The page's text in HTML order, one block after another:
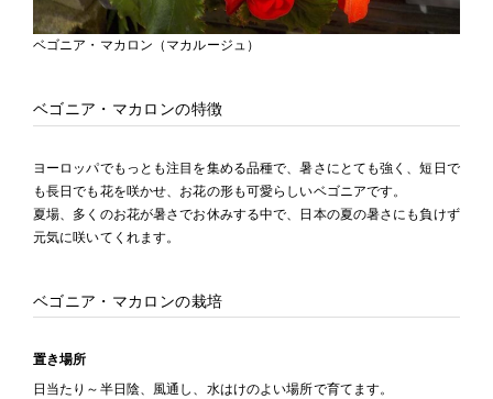
ベゴニア・マカロン（マカルージュ）
ベゴニア・マカロンの特徴
ヨーロッパでもっとも注目を集める品種で、暑さにとても強く、短日で
も長日でも花を咲かせ、お花の形も可愛らしいベゴニアです。
夏場、多くのお花が暑さでお休みする中で、日本の夏の暑さにも負けず
元気に咲いてくれます。
ベゴニア・マカロンの栽培
置き場所
日当たり～半日陰、風通し、水はけのよい場所で育てます。